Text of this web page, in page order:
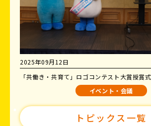
2025年09月12日
「共働き・共育て」ロゴコンテスト大賞授賞
イベント・会議
トピックス一覧